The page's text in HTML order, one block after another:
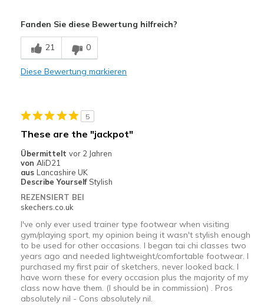
Geeignete Verwendung
Going Out
Fanden Sie diese Bewertung hilfreich?
21 0
Diese Bewertung markieren
5
These are the "jackpot"
Übermittelt vor 2 Jahren
von AliD21
aus Lancashire UK
Describe Yourself Stylish
REZENSIERT BEI
skechers.co.uk
I've only ever used trainer type footwear when visiting
gym/playing sport, my opinion being it wasn't stylish enough
to be used for other occasions. I began tai chi classes two
years ago and needed lightweight/comfortable footwear. I
purchased my first pair of sketchers, never looked back. I
have worn these for every occasion plus the majority of my
class now have them. (I should be in commission) . Pros
absolutely nil - Cons absolutely nil.